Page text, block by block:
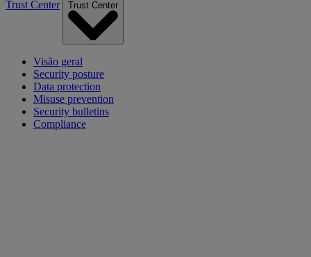
Trust Center Trust Center
Visão geral
Security posture
Data protection
Misuse prevention
Security bulletins
Compliance